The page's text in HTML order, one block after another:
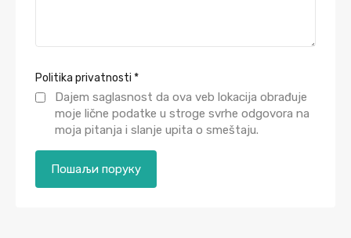
Politika privatnosti *
Dajem saglasnost da ova veb lokacija obrađuje
moje lične podatke u stroge svrhe odgovora na
moja pitanja i slanje upita o smeštaju.